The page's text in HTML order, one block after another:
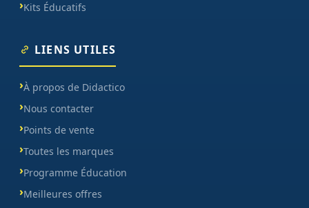
Kits Éducatifs
LIENS UTILES
À propos de Didactico
Nous contacter
Points de vente
Toutes les marques
Programme Éducation
Meilleures offres